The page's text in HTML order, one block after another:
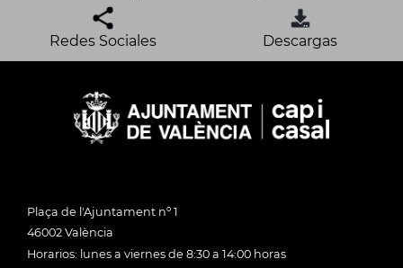
Redes Sociales Descargas
Plaça de l'Ajuntament nº 1
46002 València
Horarios: lunes a viernes de 8:30 a 14:00 horas